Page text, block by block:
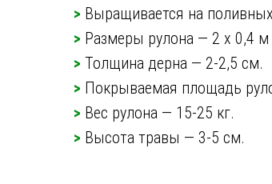
> Выращивается на
> Размеры рулона — 2 х 0,4 м
> Толщина дерна — 2-2,5 см.
> Покрываемая площадь
> Вес рулона — 15-25 кг.
> Высота травы — 3-5 см.